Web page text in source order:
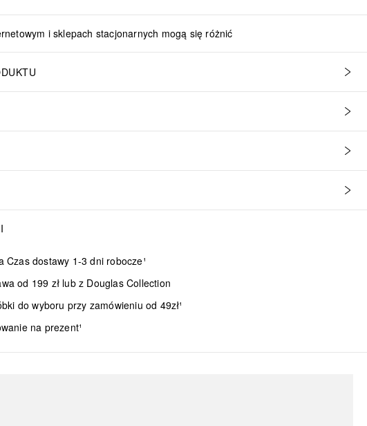
i sklepach stacjonarnych mogą się różnić
Czas dostawy 1-3 dni robocze¹
od 199 zł lub z Douglas Collection
do wyboru przy zamówieniu od 49zł¹
na prezent¹